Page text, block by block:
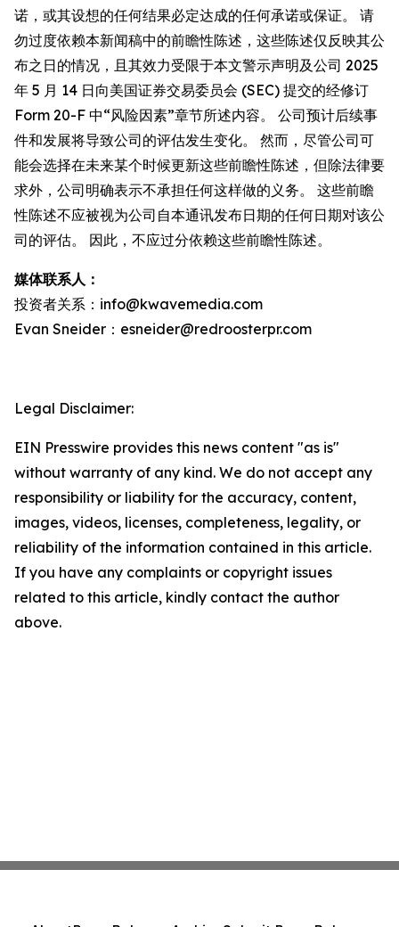
诺，或其设想的任何结果必定达成的任何承诺或保证。 请
勿过度依赖本新闻稿中的前瞻性陈述，这些陈述仅反映其公
布之日的情况，且其效力受限于本文警示声明及公司 2025
年 5 月 14 日向美国证券交易委员会 (SEC) 提交的经修订
Form 20-F 中“风险因素”章节所述内容。 公司预计后续事
件和发展将导致公司的评估发生变化。 然而，尽管公司可
能会选择在未来某个时候更新这些前瞻性陈述，但除法律要
求外，公司明确表示不承担任何这样做的义务。 这些前瞻
性陈述不应被视为公司自本通讯发布日期的任何日期对该公
司的评估。 因此，不应过分依赖这些前瞻性陈述。
媒体联系人：
投资者关系：info@kwavemedia.com
Evan Sneider：esneider@redroosterpr.com
Legal Disclaimer:
EIN Presswire provides this news content "as is"
without warranty of any kind. We do not accept any
responsibility or liability for the accuracy, content,
images, videos, licenses, completeness, legality, or
reliability of the information contained in this article.
If you have any complaints or copyright issues
related to this article, kindly contact the author
above.